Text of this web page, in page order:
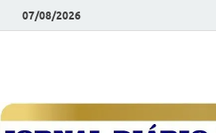
07/08/2026
JORNAL
1958